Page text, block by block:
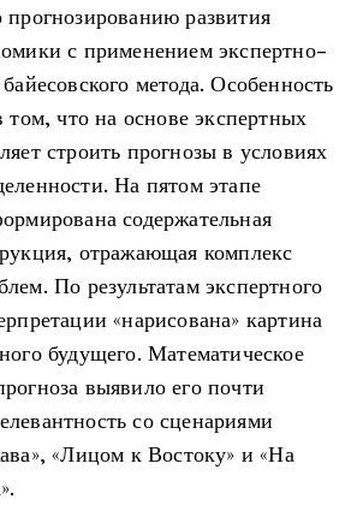
прогнозированию развития
с применением экспертно-
метода. Особенность
том, что на основе экспертных
строить прогнозы в условиях
На пятом этапе
содержательная
отражающая комплекс
По результатам экспертного
«нарисована» картина
будущего. Математическое
выявило его почти
со сценариями
«Лицом к Востоку» и «На